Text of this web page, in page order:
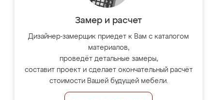
Замер и расчет
Дизайнер-замерщик приедет к Вам с каталогом
материалов,
проведёт детальные замеры,
составит проект и сделает окончательный расчёт
стоимости Вашей будущей мебели.